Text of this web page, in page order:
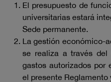
El presupuesto de
universitarias estará
Sede permanente.
La gestión económico-
se realiza a través del
gastos autorizados por
el presente Reglamento